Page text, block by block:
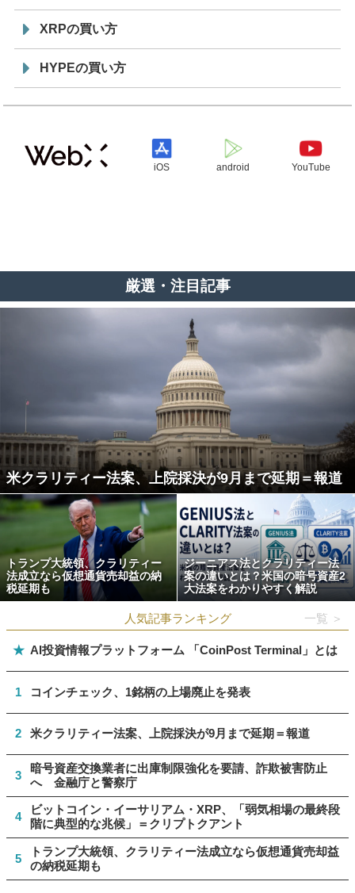
XRPの買い方
HYPEの買い方
iOS android YouTube
厳選・注目記事
米クラリティー法案、上院採決が9月まで延期＝報道
トランプ大統領、クラリティー
法成立なら仮想通貨売却益の納
税延期も
ジーニアス法とクラリティー法
案の違いとは？米国の暗号資産2
大法案をわかりやすく解説
人気記事ランキング 一覧 ＞
★ AI投資情報プラットフォーム 「CoinPost Terminal」とは
1 コインチェック、1銘柄の上場廃止を発表
2 米クラリティー法案、上院採決が9月まで延期＝報道
3
暗号資産交換業者に出庫制限強化を要請、詐欺被害防止
へ 金融庁と警察庁
4
ビットコイン・イーサリアム・XRP、「弱気相場の最終段
階に典型的な兆候」＝クリプトクアント
5
トランプ大統領、クラリティー法成立なら仮想通貨売却益
の納税延期も